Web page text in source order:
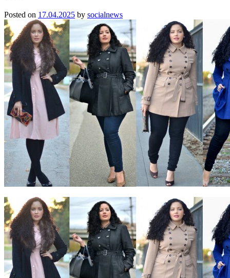
Posted on 17.04.2025 by socialnews